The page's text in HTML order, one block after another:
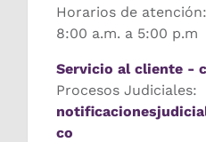
Horarios de
8:00 a.m. a 5:00 p.m
Servicio al cliente -
Procesos Judiciales:
co